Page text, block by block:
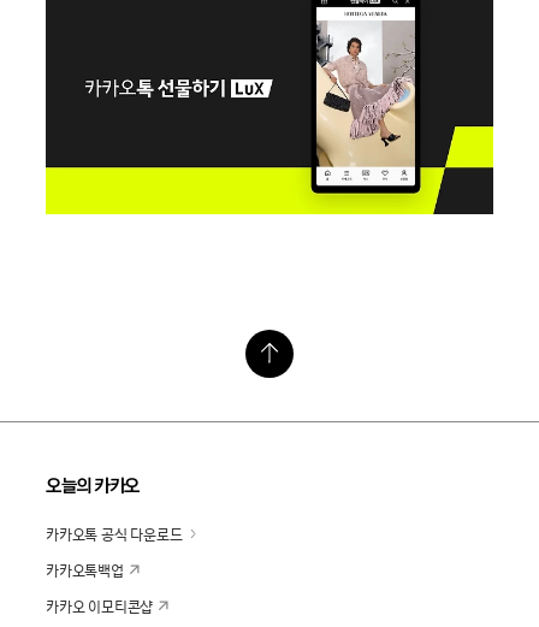
오늘의 카카오
카카오톡 공식 다운로드
카카오톡백업
카카오 이모티콘샵